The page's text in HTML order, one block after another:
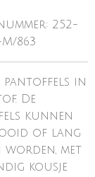
252-
863
pantoffels in
De
kunnen
of lang
worden, met
kousje